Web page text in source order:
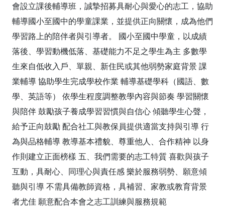
會設立課後輔導班，誠摯招募具耐心與愛心的志工，協助
輔導國小至國中的學童課業，並提供正向關懷，成為他們
學習路上的陪伴者與引導者。 國小至國中學童，以成績
落後、學習動機低落、基礎能力不足之學生為主 多數學
生來自低收入戶、單親、新住民或其他弱勢家庭背景 課
業輔導 協助學生完成學校作業 輔導基礎學科（國語、數
學、英語等） 依學生程度調整教學內容與節奏 學習關懷
與陪伴 鼓勵孩子養成學習習慣與自信心 傾聽學生心聲，
給予正向鼓勵 配合社工與教保員提供適當支持與引導 行
為與品格輔導 教導基本禮貌、尊重他人、合作精神 以身
作則建立正面榜樣 五、我們需要的志工特質 喜歡與孩子
互動，具耐心、同理心與責任感 樂於服務弱勢、願意傾
聽與引導 不需具備教師資格，具補習、家教或教育背景
者尤佳 願意配合本會之志工訓練與服務規範